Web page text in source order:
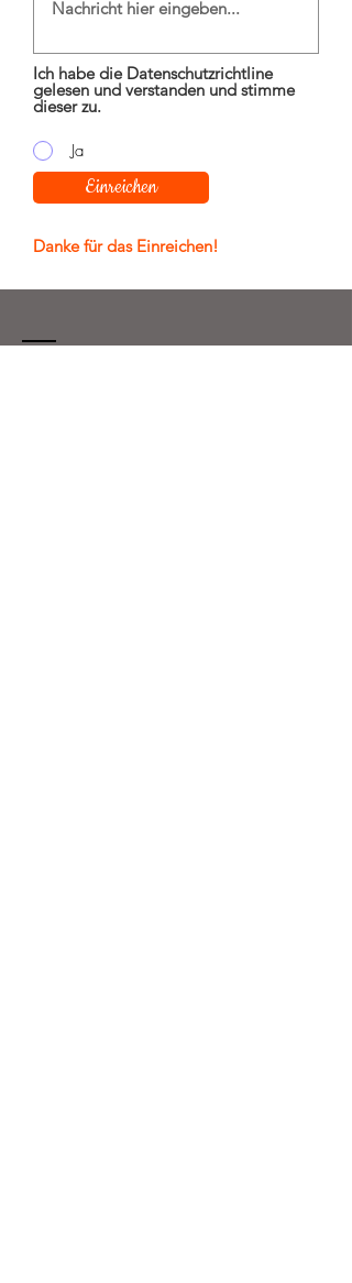
Ich habe die Datenschutzrichtline
gelesen und verstanden und stimme
dieser zu.
Ja
Einreichen
Danke für das Einreichen!